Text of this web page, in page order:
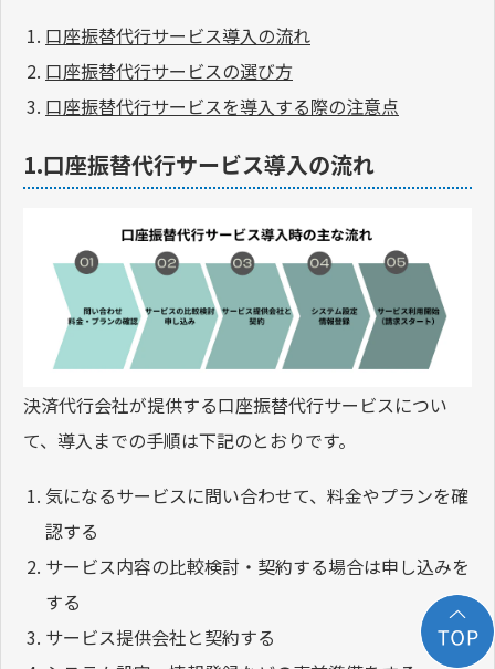
口座振替代行サービス導入の流れ
口座振替代行サービスの選び方
口座振替代行サービスを導入する際の注意点
1.口座振替代行サービス導入の流れ
決済代行会社が提供する口座振替代行サービスについ
て、導入までの手順は下記のとおりです。
気になるサービスに問い合わせて、料金やプランを確
認する
サービス内容の比較検討・契約する場合は申し込みを
する
サービス提供会社と契約する